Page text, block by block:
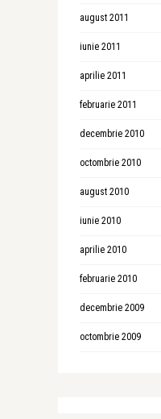
august 2011
iunie 2011
aprilie 2011
februarie 2011
decembrie 2010
octombrie 2010
august 2010
iunie 2010
aprilie 2010
februarie 2010
decembrie 2009
octombrie 2009